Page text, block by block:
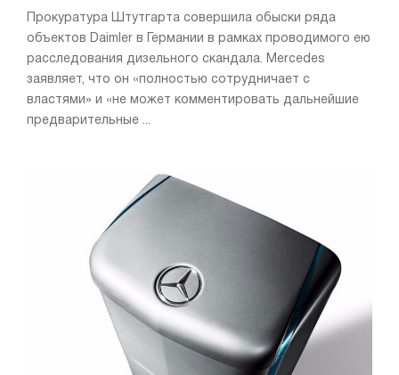
Прокуратура Штутгарта совершила обыски ряда
объектов Daimler в Германии в рамках проводимого ею
расследования дизельного скандала. Mercedes
заявляет, что он «полностью сотрудничает с
властями» и «не может комментировать дальнейшие
предварительные ...